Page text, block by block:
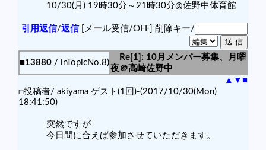
10/30(月) 19時30分～21時30分@佐野中体育館
引用返信/返信[メール受信/OFF] 削除キー/
■13880 / inTopicNo.8)
Re[1]: 10月メンバー募集、月曜
夜＠高崎佐野中
▲ ▼ ■
□投稿者/ akiyama ゲスト(1回)-(2017/10/30(Mon)
18:41:50)
突然ですが
今日間に合えば参加させていただきます。